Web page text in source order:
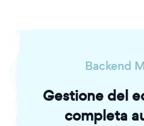
Backend
Gestione del
completa